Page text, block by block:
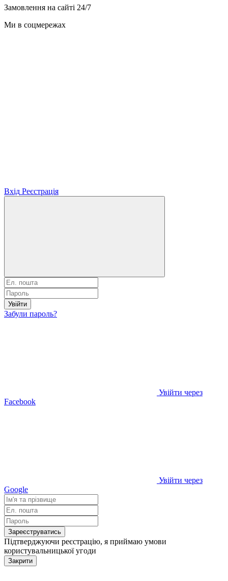
Замовлення на сайті 24/7
Ми в соцмережах
Вхід Реєстрація
Увійти
Забули пароль?
Увійти через
Facebook
Увійти через
Google
Зареєструватись
Підтверджуючи реєстрацію, я приймаю умови
користувальницької угоди
Закрити